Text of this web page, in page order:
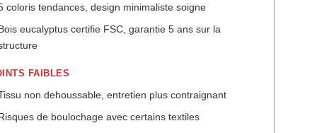
coloris tendances, design minimaliste soigne
eucalyptus certifie FSC, garantie 5 ans sur la
FAIBLES
non dehoussable, entretien plus contraignant
de boulochage avec certains textiles